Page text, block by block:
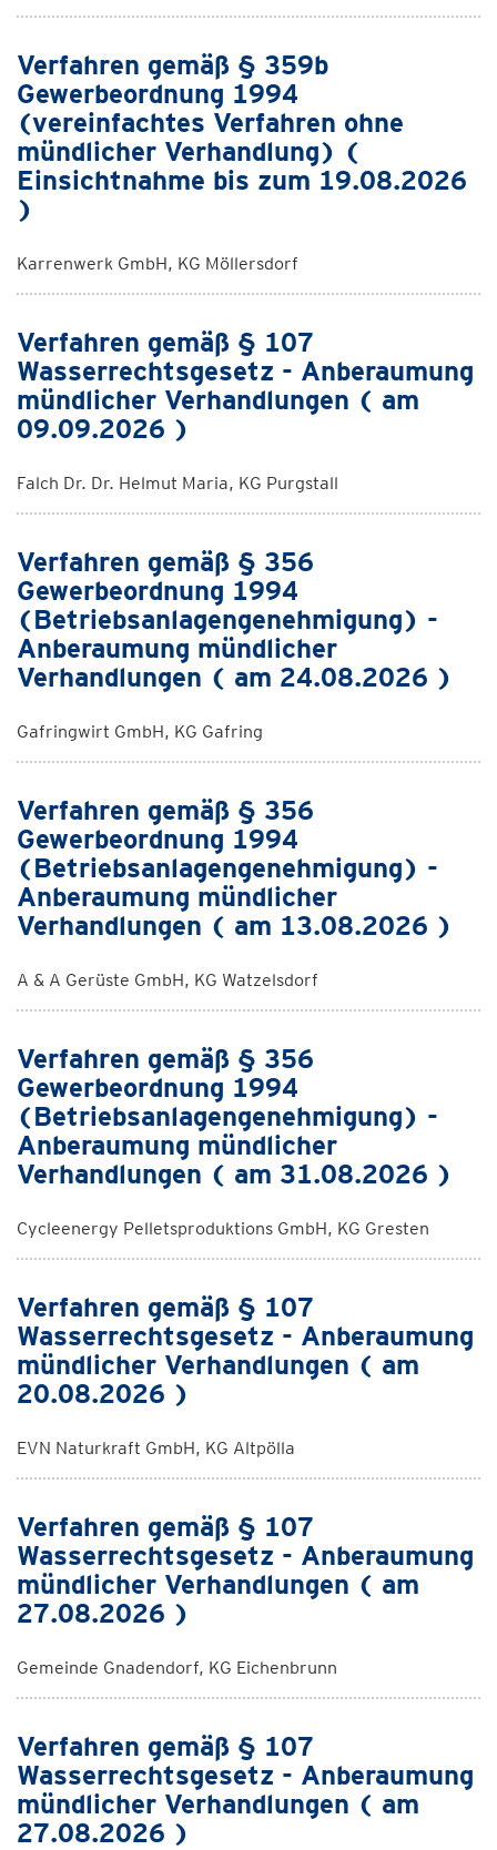
Verfahren gemäß § 359b
Gewerbeordnung 1994
(vereinfachtes Verfahren ohne
mündlicher Verhandlung) (
Einsichtnahme bis zum 19.08.2026
)
Karrenwerk GmbH, KG Möllersdorf
Verfahren gemäß § 107
Wasserrechtsgesetz - Anberaumung
mündlicher Verhandlungen ( am
09.09.2026 )
Falch Dr. Dr. Helmut Maria, KG Purgstall
Verfahren gemäß § 356
Gewerbeordnung 1994
(Betriebsanlagengenehmigung) -
Anberaumung mündlicher
Verhandlungen ( am 24.08.2026 )
Gafringwirt GmbH, KG Gafring
Verfahren gemäß § 356
Gewerbeordnung 1994
(Betriebsanlagengenehmigung) -
Anberaumung mündlicher
Verhandlungen ( am 13.08.2026 )
A & A Gerüste GmbH, KG Watzelsdorf
Verfahren gemäß § 356
Gewerbeordnung 1994
(Betriebsanlagengenehmigung) -
Anberaumung mündlicher
Verhandlungen ( am 31.08.2026 )
Cycleenergy Pelletsproduktions GmbH, KG Gresten
Verfahren gemäß § 107
Wasserrechtsgesetz - Anberaumung
mündlicher Verhandlungen ( am
20.08.2026 )
EVN Naturkraft GmbH, KG Altpölla
Verfahren gemäß § 107
Wasserrechtsgesetz - Anberaumung
mündlicher Verhandlungen ( am
27.08.2026 )
Gemeinde Gnadendorf, KG Eichenbrunn
Verfahren gemäß § 107
Wasserrechtsgesetz - Anberaumung
mündlicher Verhandlungen ( am
27.08.2026 )